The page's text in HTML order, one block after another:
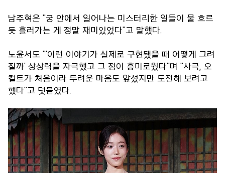
남주혁은 "궁 안에서 일어나는 미스터리한 일들이 물 흐르
듯 흘러가는 게 정말 재미있었다"고 말했다.
노윤서도 "'이런 이야기가 실제로 구현됐을 때 어떻게 그려
질까' 상상력을 자극했고 그 점이 흥미로웠다"며 "사극, 오
컬트가 처음이라 두려운 마음도 앞섰지만 도전해 보려고
했다"고 덧붙였다.